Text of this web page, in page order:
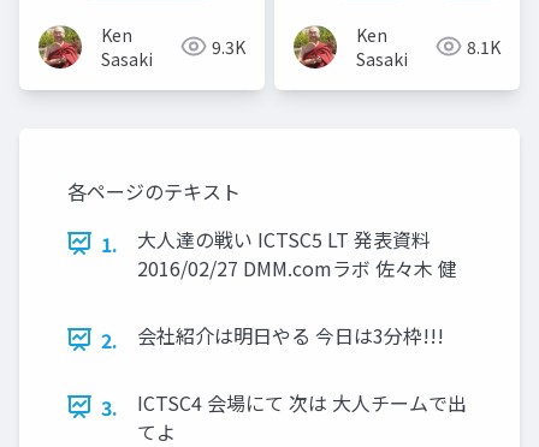
Ken
Sasaki
9.3K
Ken
Sasaki
8.1K
各ページのテキスト
1.
大人達の戦い ICTSC5 LT 発表資料
2016/02/27 DMM.comラボ 佐々木 健
2. 会社紹介は明日やる 今日は3分枠!!!
3.
ICTSC4 会場にて 次は 大人チームで出
てよ